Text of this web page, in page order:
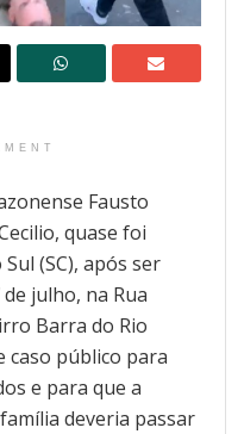
Fausto
quase foi
(SC), após ser
julho, na Rua
Barra do Rio
caso público para
e para que a
deveria passar